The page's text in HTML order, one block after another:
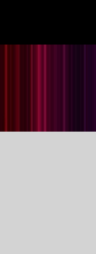
content